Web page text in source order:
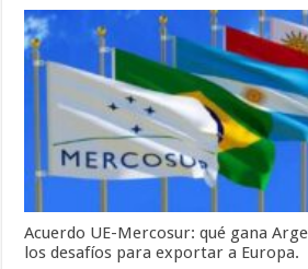
Acuerdo UE-Mercosur: qué gana
los desafíos para exportar a Europa.